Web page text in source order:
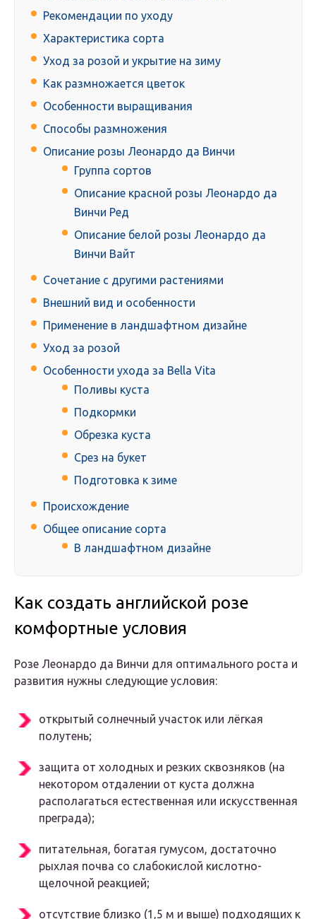
Рекомендации по уходу
Характеристика сорта
Уход за розой и укрытие на зиму
Как размножается цветок
Особенности выращивания
Способы размножения
Описание розы Леонардо да Винчи
Группа сортов
Описание красной розы Леонардо да
Винчи Ред
Описание белой розы Леонардо да
Винчи Вайт
Сочетание с другими растениями
Внешний вид и особенности
Применение в ландшафтном дизайне
Уход за розой
Особенности ухода за Bella Vita
Поливы куста
Подкормки
Обрезка куста
Срез на букет
Подготовка к зиме
Происхождение
Общее описание сорта
В ландшафтном дизайне
Как создать английской розе
комфортные условия
Розе Леонардо да Винчи для оптимального роста и
развития нужны следующие условия:
открытый солнечный участок или лёгкая
полутень;
защита от холодных и резких сквозняков (на
некотором отдалении от куста должна
располагаться естественная или искусственная
преграда);
питательная, богатая гумусом, достаточно
рыхлая почва со слабокислой кислотно-
щелочной реакцией;
отсутствие близко (1,5 м и выше) подходящих к